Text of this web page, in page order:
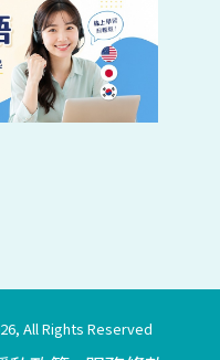
All Rights Reserved